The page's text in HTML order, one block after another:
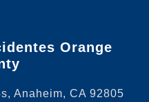
Orange
Anaheim, CA 92805